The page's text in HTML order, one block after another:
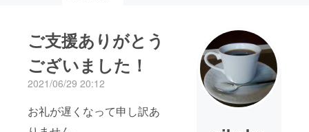
ご支援ありがとう
ございました！
2021/06/29 20:12
お礼が遅くなって申し訳あ